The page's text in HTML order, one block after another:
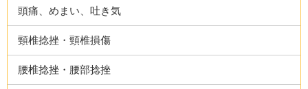
頭痛、めまい、吐き気
頸椎捻挫・頸椎損傷
腰椎捻挫・腰部捻挫